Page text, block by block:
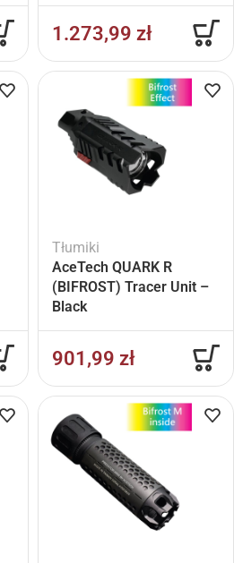
1.273,99 zł
Tłumiki
AceTech QUARK R
(BIFROST) Tracer Unit –
Black
901,99 zł